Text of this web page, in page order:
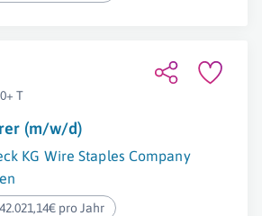
T
(m/w/d)
KG Wire Staples Company
pro Jahr